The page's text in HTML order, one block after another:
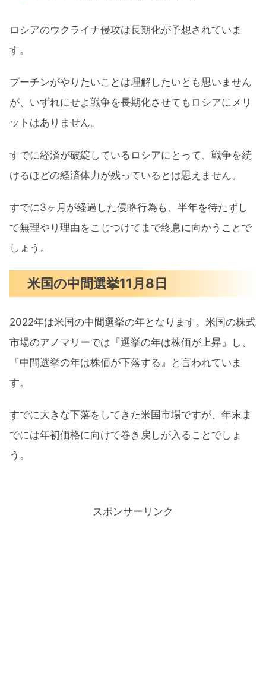
ロシアのウクライナ侵攻は長期化が予想されていま
す。
プーチンがやりたいことは理解したいとも思いません
が、いずれにせよ戦争を長期化させてもロシアにメリ
ットはありません。
すでに経済が破綻しているロシアにとって、戦争を続
けるほどの経済体力が残っているとは思えません。
すでに3ヶ月が経過した侵略行為も、半年を待たずし
て無理やり理由をこじつけてまで終息に向かうことで
しょう。
米国の中間選挙11月8日
2022年は米国の中間選挙の年となります。米国の株式
市場のアノマリーでは『選挙の年は株価が上昇』し、
『中間選挙の年は株価が下落する』と言われていま
す。
すでに大きな下落をしてきた米国市場ですが、年末ま
でには年初価格に向けて巻き戻しが入ることでしょ
う。
スポンサーリンク